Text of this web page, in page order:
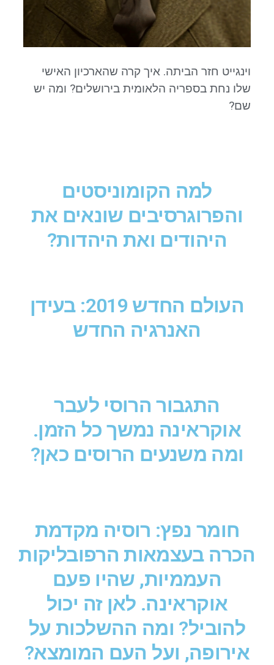
וינגייט חזר הביתה. איך קרה שהארכיון האישי
שלו נחת בספריה הלאומית בירושלים? ומה יש
שם?
למה הקומוניסטים
והפרוגרסיבים שונאים את
היהודים ואת היהדות?
העולם החדש 2019: בעידן
האנרגיה החדש
התגבור הרוסי לעבר
אוקראינה נמשך כל הזמן.
ומה משנעים הרוסים כאן?
חומר נפץ: רוסיה מקדמת
הכרה בעצמאות הרפובליקות
העממיות, שהיו פעם
אוקראינה. לאן זה יכול
להוביל? ומה ההשלכות על
אירופה, ועל העם המומצא?